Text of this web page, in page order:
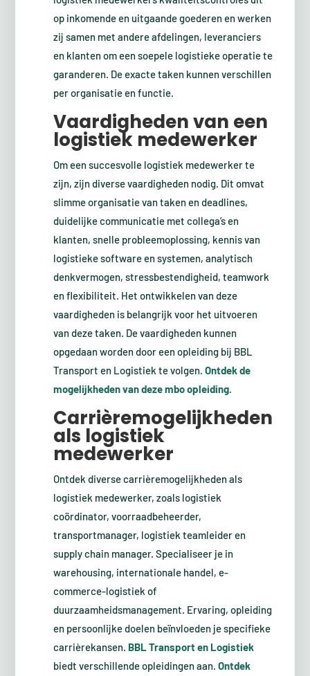
op inkomende en uitgaande goederen en werken
zij samen met andere afdelingen, leveranciers
en klanten om een soepele logistieke operatie te
garanderen. De exacte taken kunnen verschillen
per organisatie en functie.
Vaardigheden van een
logistiek medewerker
Om een succesvolle logistiek medewerker te
zijn, zijn diverse vaardigheden nodig. Dit omvat
slimme organisatie van taken en deadlines,
duidelijke communicatie met collega’s en
klanten, snelle probleemoplossing, kennis van
logistieke software en systemen, analytisch
denkvermogen, stressbestendigheid, teamwork
en flexibiliteit. Het ontwikkelen van deze
vaardigheden is belangrijk voor het uitvoeren
van deze taken. De vaardigheden kunnen
opgedaan worden door een opleiding bij BBL
Transport en Logistiek te volgen.Ontdek de
mogelijkheden van deze mbo opleiding.
Carrièremogelijkheden
als logistiek
medewerker
Ontdek diverse carrièremogelijkheden als
logistiek medewerker, zoals logistiek
coördinator, voorraadbeheerder,
transportmanager, logistiek teamleider en
supply chain manager. Specialiseer je in
warehousing, internationale handel, e-
commerce-logistiek of
duurzaamheidsmanagement. Ervaring, opleiding
en persoonlijke doelen beïnvloeden je specifieke
carrièrekansen. BBL Transport en Logistiek
biedt verschillende opleidingen aan.Ontdek